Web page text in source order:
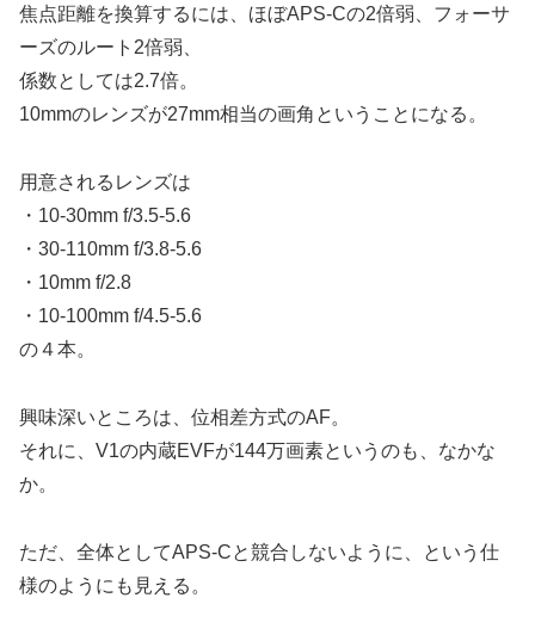
焦点距離を換算するには、ほぼAPS-Cの2倍弱、フォーサ
ーズのルート2倍弱、
係数としては2.7倍。
10mmのレンズが27mm相当の画角ということになる。
用意されるレンズは
・10-30mm f/3.5-5.6
・30-110mm f/3.8-5.6
・10mm f/2.8
・10-100mm f/4.5-5.6
の４本。
興味深いところは、位相差方式のAF。
それに、V1の内蔵EVFが144万画素というのも、なかな
か。
ただ、全体としてAPS-Cと競合しないように、という仕
様のようにも見える。